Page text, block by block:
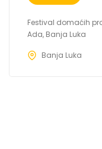
Festival domaćih
Ada, Banja Luka
Banja Luka